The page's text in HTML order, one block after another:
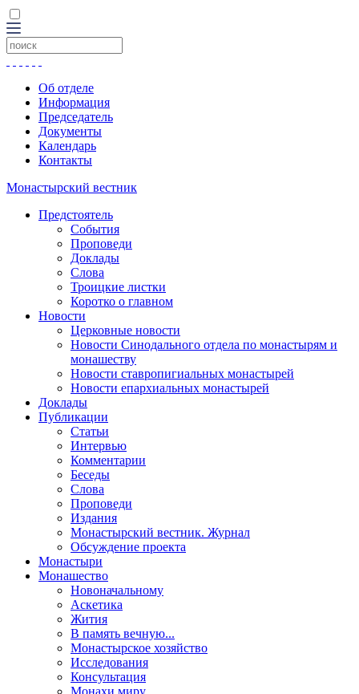
Об отделе
Информация
Председатель
Документы
Календарь
Контакты
Монастырский вестник
Предстоятель
События
Проповеди
Доклады
Слова
Троицкие листки
Коротко о главном
Новости
Церковные новости
Новости Синодального отдела по монастырям и
монашеству
Новости ставропигиальных монастырей
Новости епархиальных монастырей
Доклады
Публикации
Статьи
Интервью
Комментарии
Беседы
Слова
Проповеди
Издания
Монастырский вестник. Журнал
Обсуждение проекта
Монастыри
Монашество
Новоначальному
Аскетика
Жития
В память вечную...
Монастырское хозяйство
Исследования
Консультация
Монахи миру